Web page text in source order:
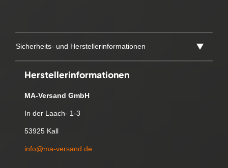
Sicherheits- und Herstellerinformationen
Herstellerinformationen
MA-Versand GmbH
In der Laach- 1-3
53925 Kall
info@ma-versand.de